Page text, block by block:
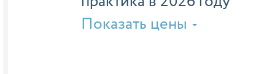
Показать цены